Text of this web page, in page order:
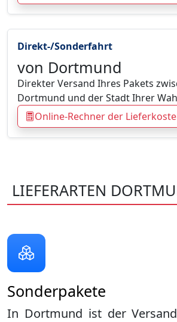
Direkt-/Sonderfahrt
von Dortmund
Direkter Versand Ihres Pakets
Dortmund und der Stadt Ihrer
Online-Rechner der
LIEFERARTEN
Sonderpakete
In Dortmund ist der